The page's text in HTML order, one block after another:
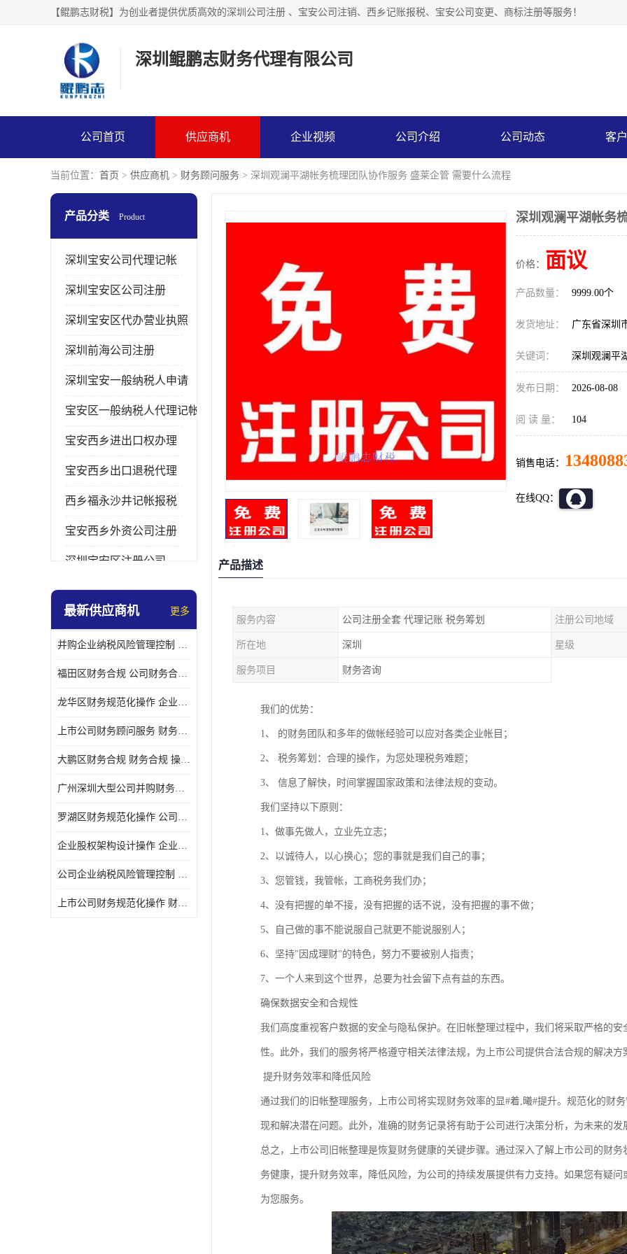
【鲲鹏志财税】为创业者提供优质高效的深圳公司注册 、宝安公司注销、西乡记账报税、宝安公司变更、商标注册等服务！
深圳鲲鹏志财务代理有限公司
公司首页 供应商机 企业视频 公司介绍 公司动态 客
当前位置： 首页 > 供应商机 > 财务顾问服务 > 深圳观澜平湖帐务梳理团队协作服务 盛莱企管 需要什么流程
产品分类 Product
深圳宝安公司代理记帐
深圳宝安区公司注册
深圳宝安区代办营业执照
深圳前海公司注册
深圳宝安一般纳税人申请
宝安区一般纳税人代理记帐
宝安西乡进出口权办理
宝安西乡出口退税代理
西乡福永沙井记帐报税
宝安西乡外资公司注册
深圳宝安区注册公司
宝安西乡办理营业执照
宝安西乡代理记帐
注册公司
最新供应商机 更多
并购企业纳税风险管理控制 企业纳税风险管理控制 如何操作
福田区财务合规 公司财务合规 如何处理实现税务*风险
龙华区财务规范化操作 企业纳税风险管理控制 操作起来简单易行
上市公司财务顾问服务 财务合规 如何才能达到目标
大鹏区财务合规 财务合规 操作起来简单易行
广州深圳大型公司并购财务顾问 财务规范化操作 办理要多长时间
罗湖区财务规范化操作 公司财务合规 盛莱企管
企业股权架构设计操作 企业纳税风险管理控制 怎样操作税务合规
公司企业纳税风险管理控制 财务顾问 操作起来简单易行
上市公司财务规范化操作 财务规范化操作 如何操作
深圳观澜平湖帐务
价格： 面议
产品数量： 9999.00个
发货地址： 广东省深圳
关键词： 深圳观澜平
发布日期： 2026-08-08
阅 读 量： 104
销售电话：
在线QQ：
产品描述
服务内容 公司注册全套 代理记账 税务筹划 注册公司地域
所在地 深圳 星级
服务项目 财务咨询
我们的优势：
1、 的财务团队和多年的做帐经验可以应对各类企业帐目；
2、 税务筹划：合理的操作，为您处理税务难题；
3、 信息了解快，时间掌握国家政策和法律法规的变动。
我们坚持以下原则：
1、做事先做人，立业先立志；
2、以诚待人，以心换心；您的事就是我们自己的事；
3、您管钱，我管帐，工商税务我们办；
4、没有把握的单不接，没有把握的话不说，没有把握的事不做；
5、自己做的事不能说服自己就更不能说服别人；
6、坚持"因成理财"的特色，努力不要被别人指责；
7、一个人来到这个世界，总要为社会留下点有益的东西。
确保数据安全和合规性
我们高度重视客户数据的安全与隐私保护。在旧帐整理过程中，我们将采取严格的
性。此外，我们的服务将严格遵守相关法律法规，为上市公司提供合法合规的解决方
提升财务效率和降低风险
通过我们的旧帐整理服务，上市公司将实现财务效率的显#着,曦#提升。规范化的财
现和解决潜在问题。此外，准确的财务记录将有助于公司进行决策分析，为未来的发
总之，上市公司旧帐整理是恢复财务健康的关键步骤。通过深入了解上市公司的财
务健康，提升财务效率，降低风险，为公司的持续发展提供有力支持。如果您有疑
为您服务。